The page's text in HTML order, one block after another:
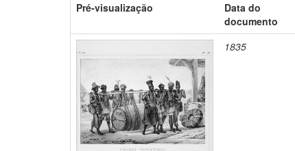
Pré-visualização
Data do
documento
1835